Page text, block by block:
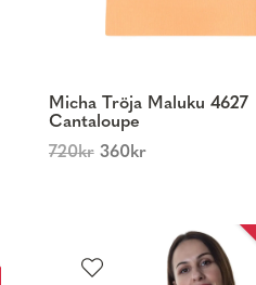
Micha Tröja Maluku 4627
Cantaloupe
720kr 360kr